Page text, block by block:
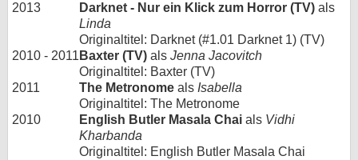
2013
Darknet - Nur ein Klick zum Horror (TV) als
Linda
Originaltitel: Darknet (#1.01 Darknet 1) (TV)
2010 - 2011 Baxter (TV) als Jenna Jacovitch
Originaltitel: Baxter (TV)
2011
The Metronome als Isabella
Originaltitel: The Metronome
2010
English Butler Masala Chai als Vidhi
Kharbanda
Originaltitel: English Butler Masala Chai